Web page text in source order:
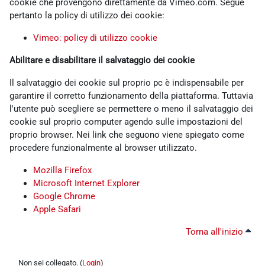
cookie che provengono direttamente da Vimeo.com. Segue
pertanto la policy di utilizzo dei cookie:
Vimeo: policy di utilizzo cookie
Abilitare e disabilitare il salvataggio dei cookie
Il salvataggio dei cookie sul proprio pc è indispensabile per
garantire il corretto funzionamento della piattaforma. Tuttavia
l'utente può scegliere se permettere o meno il salvataggio dei
cookie sul proprio computer agendo sulle impostazioni del
proprio browser. Nei link che seguono viene spiegato come
procedere funzionalmente al browser utilizzato.
Mozilla Firefox
Microsoft Internet Explorer
Google Chrome
Apple Safari
Torna all'inizio
Non sei collegato. (Login)